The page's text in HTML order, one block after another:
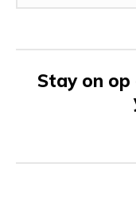
Stay on op